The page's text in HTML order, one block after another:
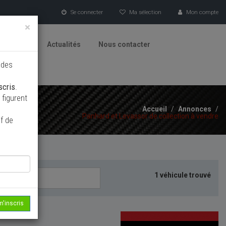
Se connecter Ma sélection Mon compte
Actualités Nous contacter
Accueil / Annonces
/
Panhard et Levassor de collection à vendre
1 véhicule trouvé
×
.
de